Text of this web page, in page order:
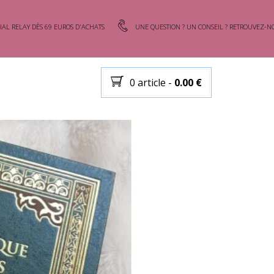
RELAY DÈS 69 EUROS D'ACHATS
UNE QUESTION ? UN CONSEIL ?
0 article - 0.00 €